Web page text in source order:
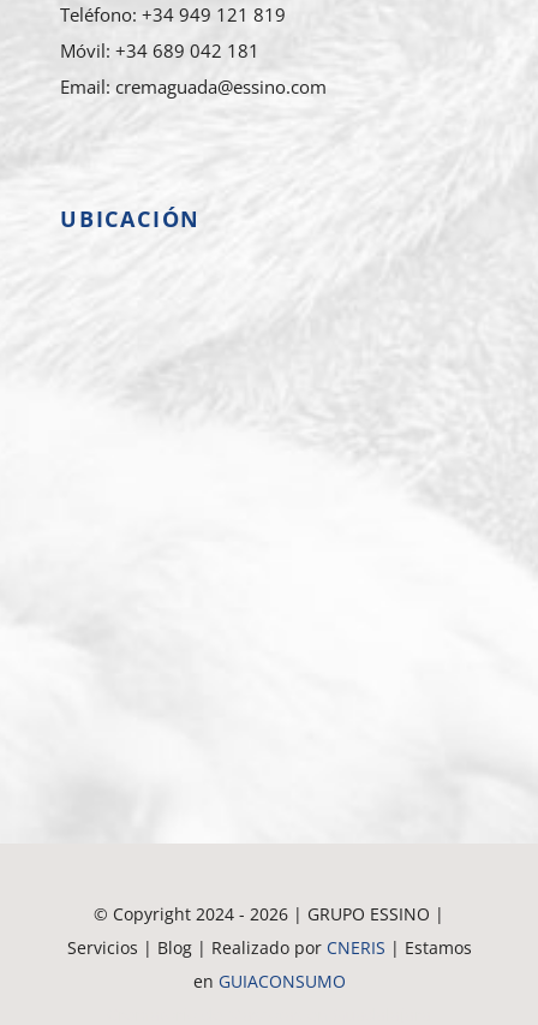
Teléfono: +34 949 121 819
Móvil: +34 689 042 181
Email: cremaguada@essino.com
UBICACIÓN
© Copyright 2024 - 2026 | GRUPO ESSINO |
Servicios | Blog | Realizado por CNERIS | Estamos
en GUIACONSUMO